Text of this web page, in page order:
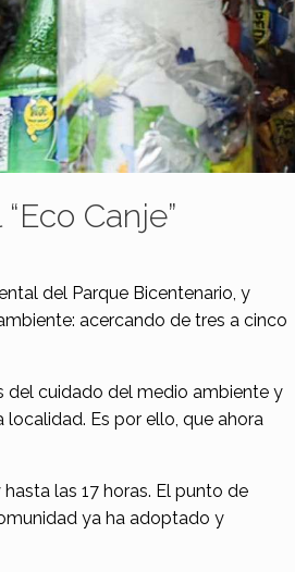
Canje”
del Parque Bicentenario, y
acercando de tres a cinco
del cuidado del medio ambiente y
Es por ello, que ahora
las 17 horas. El punto de
ya ha adoptado y